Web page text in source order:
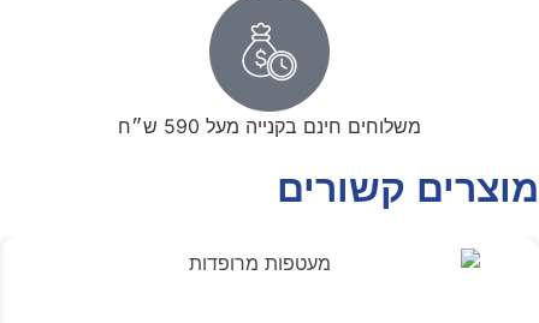
משלוחים חינם בקנייה מעל 590 ש״ח
מוצרים קשורים